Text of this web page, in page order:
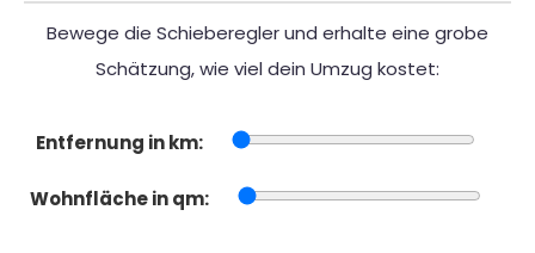
Bewege die Schieberegler und erhalte eine grobe
Schätzung, wie viel dein Umzug kostet:
Entfernung in km:
Wohnfläche in qm: